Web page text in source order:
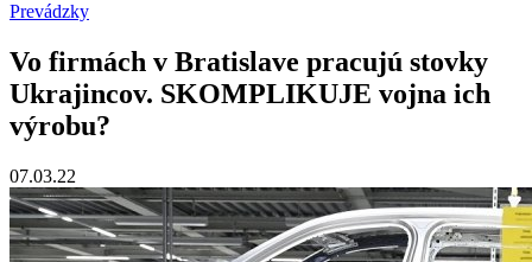
Prevádzky
Vo firmách v Bratislave pracujú stovky
Ukrajincov. SKOMPLIKUJE vojna ich
výrobu?
07.03.22